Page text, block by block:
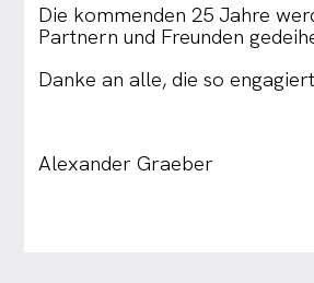
Die kommenden 25 Jahre
Partnern und Freunden
Danke an alle, die so
Alexander